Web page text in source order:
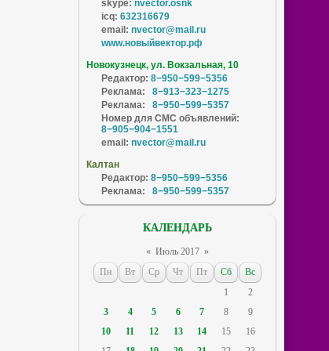
skype: nvector.osnk
icq: 632316679
email: nvector@mail.ru
www.новыйвектор.рф
Новокузнецк, ул. Вокзальная, 10
Редактор: 8−950−599−5356
Реклама:
8−913−323−1275
Реклама:
8−950−599−5357
Номер для СМС объявлений:
8−905−904−1551
email: nvector@mail.ru
Калтан
Редактор: 8−950−599−5356
Реклама:
8−950−599−5357
КАЛЕНДАРЬ
« Июль 2017 »
Пн
Вт Ср Чт Пт Сб
Вс
1
2
3
4 5 6 7 8
9
10
11 12 13 14 15
16